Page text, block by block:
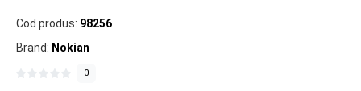
Cod produs: 98256
Brand: Nokian
0